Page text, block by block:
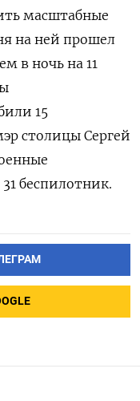
масштабные
на ней прошел
в ночь на 11
15
столицы Сергей
беспилотник.